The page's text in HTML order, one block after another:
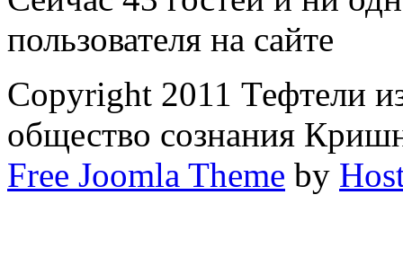
пользователя на сайте
Copyright 2011 Тефтели
общество сознания
Free Joomla Theme by